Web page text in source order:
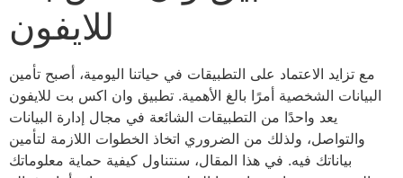
للايفون
مع تزايد الاعتماد على التطبيقات في حياتنا اليومية، أصبح تأمين
البيانات الشخصية أمرًا بالغ الأهمية. تطبيق وان اكس بت للايفون
يعد واحدًا من التطبيقات الشائعة في مجال إدارة البيانات
والتواصل، ولذلك من الضروري اتخاذ الخطوات اللازمة لتأمين
بياناتك فيه. في هذا المقال، سنتناول كيفية حماية معلوماتك